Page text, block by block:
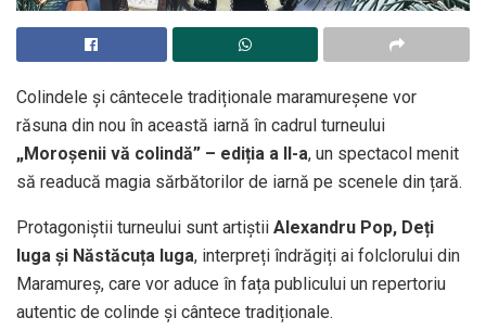
Colindele și cântecele tradiționale maramureșene vor
răsuna din nou în această iarnă în cadrul turneului
„Moroșenii vă colindă” – ediția a II-a, un spectacol menit
să readucă magia sărbătorilor de iarnă pe scenele din țară.
Protagoniștii turneului sunt artiștii Alexandru Pop, Deți
Iuga și Năstăcuța Iuga, interpreți îndrăgiți ai folclorului din
Maramureș, care vor aduce în fața publicului un repertoriu
autentic de colinde și cântece tradiționale.